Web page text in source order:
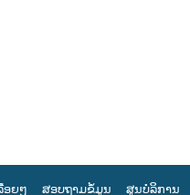
ອຍໆ ສອບຖາມຂໍ້ມູນ ສູນບໍລິການ